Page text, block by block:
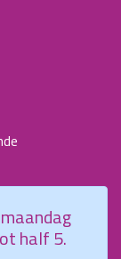
half 5.